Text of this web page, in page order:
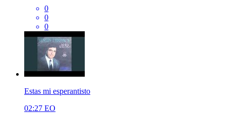
0
0
0
Estas mi esperantisto
02:27 EO